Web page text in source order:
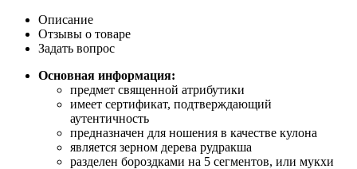
Описание
Отзывы о товаре
Задать вопрос
Основная информация:
предмет священной атрибутики
имеет сертификат, подтверждающий
аутентичность
предназначен для ношения в качестве кулона
является зерном дерева рудракша
разделен бороздками на 5 сегментов, или мукхи